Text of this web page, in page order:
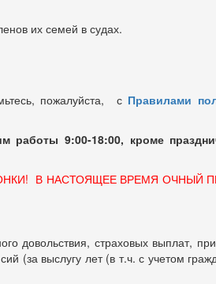
их семей в судах.
пожалуйста, с Правилами
работы 9:00-18:00, кроме
В НАСТОЯЩЕЕ ВРЕМЯ ОЧНЫЙ
довольствия, страховых выплат,
(за выслугу лет (в т.ч. с учетом